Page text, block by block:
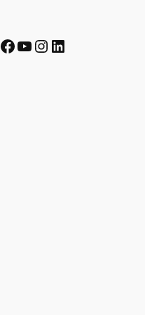
Facebook
YouTube
Instagram
LinkedIn